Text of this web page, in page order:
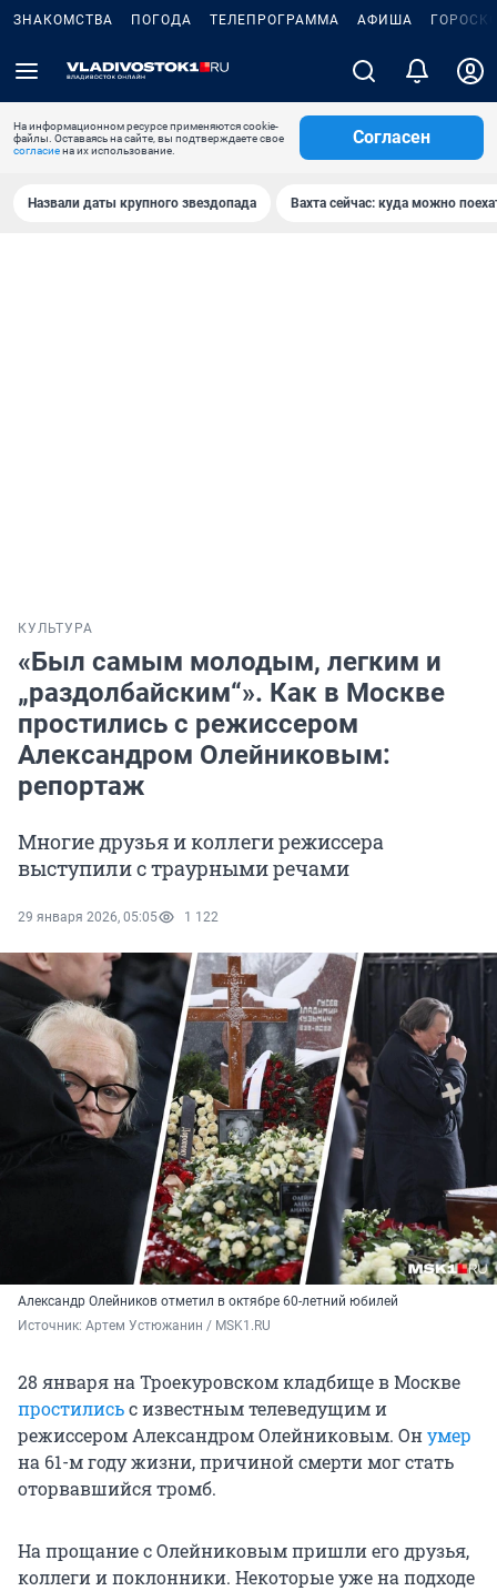
ЗНАКОМСТВА ПОГОДА ТЕЛЕПРОГРАММА АФИША
На информационном ресурсе применяются cookie-
файлы. Оставаясь на сайте, вы подтверждаете свое
согласиена их использование.
Согласен
Назвали даты крупного звездопада Вахта сейчас: куда можно
КУЛЬТУРА
«Был самым молодым, легким и
„раздолбайским“». Как в Москве
простились с режиссером
Александром Олейниковым:
репортаж
Многие друзья и коллеги режиссера
выступили с траурными речами
29 января 2026, 05:05 1 122
Александр Олейников отметил в октябре 60-летний юбилей
Источник: Артем Устюжанин / MSK1.RU
28 января на Троекуровском кладбище в Москве
простилисьс известным телеведущим и
режиссером Александром Олейниковым. Онумер
на 61-м году жизни, причиной смерти мог стать
оторвавшийся тромб.
На прощание с Олейниковым пришли его друзья,
коллеги и поклонники. Некоторые уже на подходе